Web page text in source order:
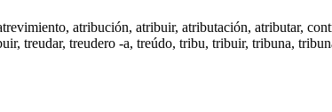
, atribución, atribuir, atributación, atributar,
, treudar, treudero -a, treúdo, tribu, tribuir, tribuna,